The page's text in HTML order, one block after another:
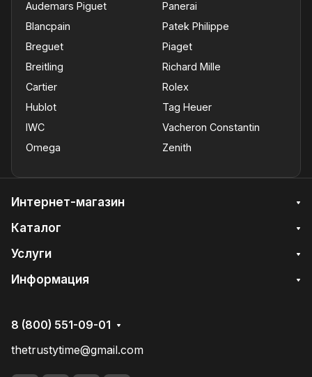
Audemars Piguet
Blancpain
Breguet
Breitling
Cartier
Hublot
IWC
Omega
Panerai
Patek Philippe
Piaget
Richard Mille
Rolex
Tag Heuer
Vacheron Constantin
Zenith
Интернет-магазин
Каталог
Услуги
Информация
8 (800) 551-09-01
thetrustytime@gmail.com